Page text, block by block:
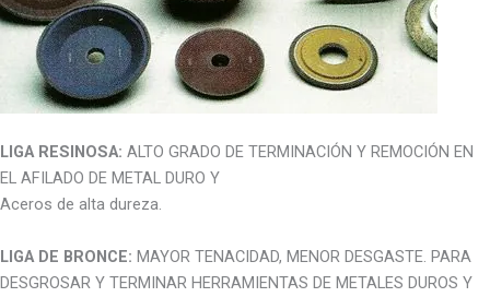
LIGA RESINOSA: ALTO GRADO DE TERMINACIÓN Y REMOCIÓN EN
EL AFILADO DE METAL DURO Y
Aceros de alta dureza.
LIGA DE BRONCE: MAYOR TENACIDAD, MENOR DESGASTE. PARA
DESGROSAR Y TERMINAR HERRAMIENTAS DE METALES DUROS Y